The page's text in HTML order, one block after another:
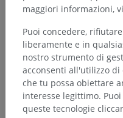
Sostanza bianca del
Fibre commessurali
Radiazione del corpo
Strutture sottostanti:
Fascio frontale del
Fascio occipitale del
Tapetum
maggiori informazioni,
Puoi concedere,
liberamente e in
nostro strumento di
acconsenti all'utilizzo
che tu possa obiettare
interesse legittimo.
queste tecnologie